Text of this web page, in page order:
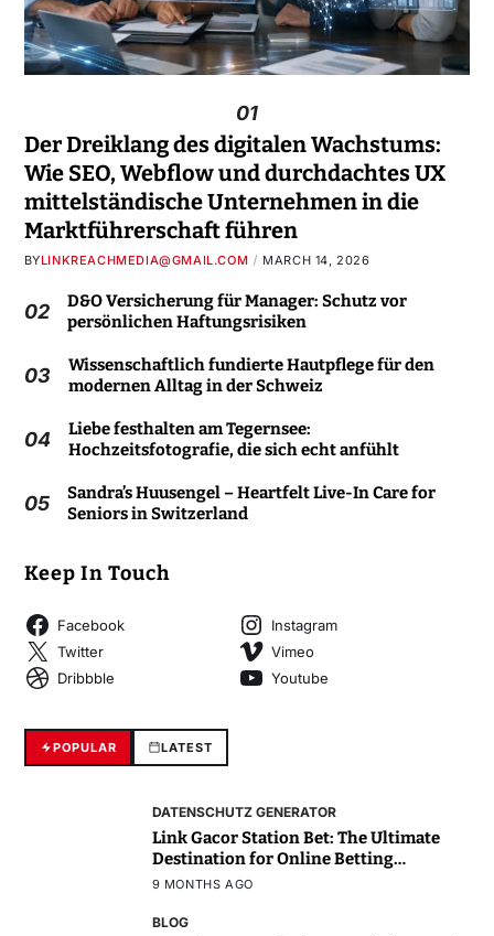
01
Der Dreiklang des digitalen Wachstums:
Wie SEO, Webflow und durchdachtes UX
mittelständische Unternehmen in die
Marktführerschaft führen
BYLINKREACHMEDIA@GMAIL.COM MARCH 14, 2026
02
D&O Versicherung für Manager: Schutz vor
persönlichen Haftungsrisiken
03
Wissenschaftlich fundierte Hautpflege für den
modernen Alltag in der Schweiz
04
Liebe festhalten am Tegernsee:
Hochzeitsfotografie, die sich echt anfühlt
05
Sandra’s Huusengel – Heartfelt Live-In Care for
Seniors in Switzerland
Keep In Touch
Facebook
Instagram
Twitter
Vimeo
Dribbble
Youtube
POPULAR LATEST
DATENSCHUTZ GENERATOR
Link Gacor Station Bet: The Ultimate
Destination for Online Betting
Enthusiasts
9 MONTHS AGO
BLOG